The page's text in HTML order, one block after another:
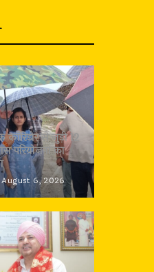
कॉरिडोर से जुड़ी 12
परियोजना का
August 6, 2026